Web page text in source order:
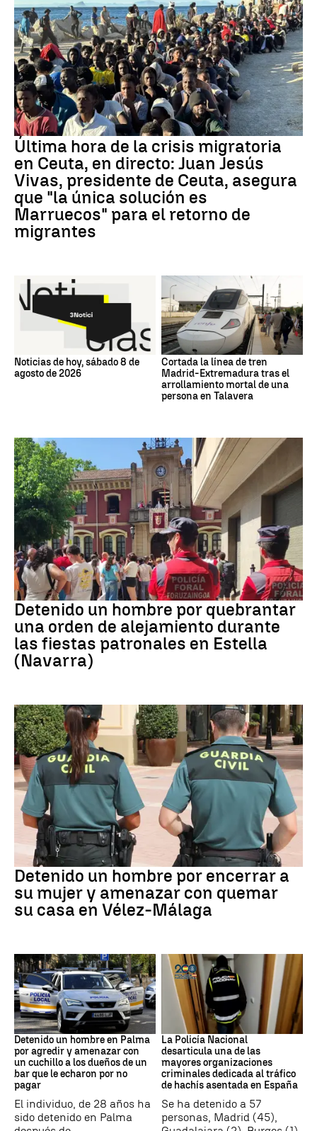
Última hora de la crisis migratoria
en Ceuta, en directo: Juan Jesús
Vivas, presidente de Ceuta, asegura
que "la única solución es
Marruecos" para el retorno de
migrantes
Noticias de hoy, sábado 8 de
agosto de 2026
Cortada la línea de tren
Madrid-Extremadura tras el
arrollamiento mortal de una
persona en Talavera
Detenido
Detenido un hombre por quebrantar
una orden de alejamiento durante
las fiestas patronales en Estella
(Navarra)
VIOLENCIA MACHISTA
Detenido un hombre por encerrar a
su mujer y amenazar con quemar
su casa en Vélez-Málaga
Detención
Detenido un hombre en Palma
por agredir y amenazar con
un cuchillo a los dueños de un
bar que le echaron por no
pagar
El individuo, de 28 años ha
sido detenido en Palma
Narcotrafico
La Policía Nacional
desarticula una de las
mayores organizaciones
criminales dedicada al tráfico
de hachís asentada en España
Se ha detenido a 57
personas, Madrid (45),